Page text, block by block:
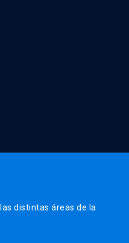
distintas áreas de la